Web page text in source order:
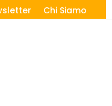
Chi Siamo